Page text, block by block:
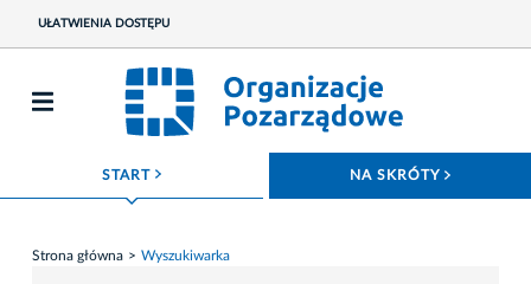
UŁATWIENIA DOSTĘPU
START ROZWIŃ MENU NA SKRÓTY
Strona główna Wyszukiwarka